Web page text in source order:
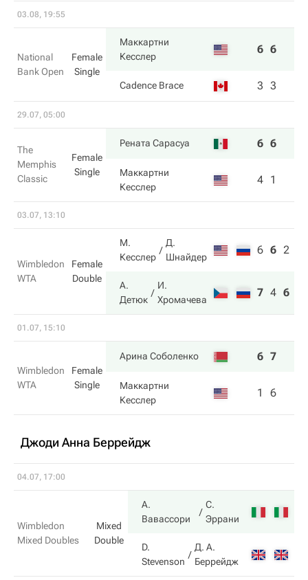
03.08, 19:55
National
Bank Open
Female
Single
Маккартни
Кесслер
6 6
Cadence Brace 3 3
29.07, 05:00
The
Memphis
Classic
Female
Single
Рената Сарасуа 6 6
Маккартни
Кесслер
4 1
03.07, 13:10
Wimbledon
WTA
Female
Double
М.
Кесслер
Д.
Шнайдер
6 6 2
А.
Детюк
И.
Хромачева
7 4 6
01.07, 15:10
Wimbledon
WTA
Female
Single
Арина Соболенко 6 7
Маккартни
Кесслер
1 6
Джоди Анна Беррейдж
04.07, 17:00
Wimbledon
Mixed Doubles
Mixed
Double
А.
Вавассори
С.
Эррани
D.
Stevenson
Д. А.
Беррейдж